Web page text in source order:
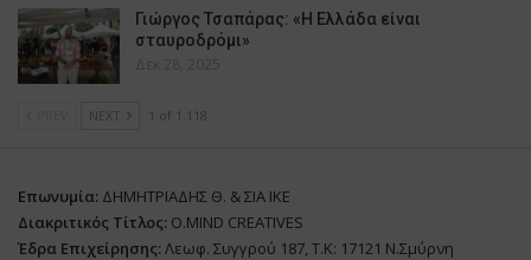
Γιώργος Τσαπάρας: «Η Ελλάδα είναι
σταυροδρόμι»
Δεκ 28, 2025
NEXT 1 of 1.118
Επωνυμία: ΔΗΜΗΤΡΙΑΔΗΣ Θ. & ΣΙΑ ΙΚΕ
Διακριτικός Τίτλος: O.MIND CREATIVES
Έδρα Επιχείρησης:Λεωφ. Συγγρού 187, Τ.Κ: 17121 Ν.Σμύρνη